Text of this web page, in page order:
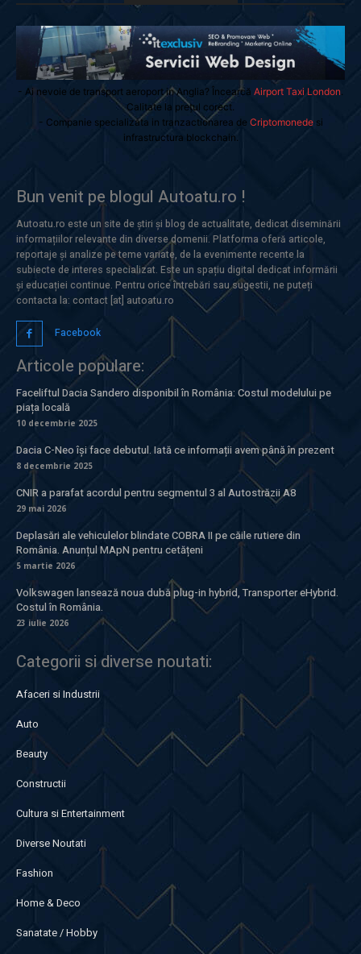
- Ai nevoie de transport aeroport in Anglia? Încearcă Airport Taxi London
Calitate la prețul corect.
- Companie specializata in tranzactionarea de Criptomonedesi
infrastructura blockchain.
Bun venit pe blogul Autoatu.ro !
Autoatu.ro este un site de știri și blog de actualitate, dedicat diseminării
informațiilor relevante din diverse domenii. Platforma oferă articole,
reportaje și analize pe teme variate, de la evenimente recente la
subiecte de interes specializat. Este un spațiu digital dedicat informării
și educației continue. Pentru orice întrebări sau sugestii, ne puteți
contacta la: contact [at] autoatu.ro
Facebook
Articole populare:
Faceliftul Dacia Sandero disponibil în România: Costul modelului pe
piața locală
10 decembrie 2025
Dacia C-Neo își face debutul. Iată ce informații avem până în prezent
8 decembrie 2025
CNIR a parafat acordul pentru segmentul 3 al Autostrăzii A8
29 mai 2026
Deplasări ale vehiculelor blindate COBRA II pe căile rutiere din
România. Anunțul MApN pentru cetățeni
5 martie 2026
Volkswagen lansează noua dubă plug-in hybrid, Transporter eHybrid.
Costul în România.
23 iulie 2026
Categorii si diverse noutati:
Afaceri si Industrii
Auto
Beauty
Constructii
Cultura si Entertainment
Diverse Noutati
Fashion
Home & Deco
Sanatate / Hobby